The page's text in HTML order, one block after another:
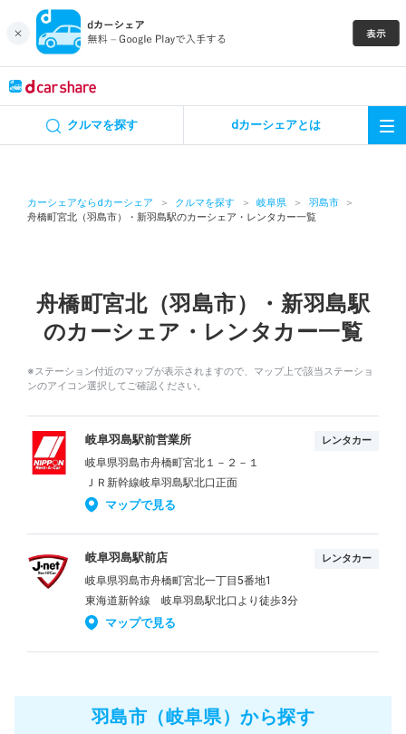
クルマを探す dカーシェアとは
カーシェアならdカーシェア クルマを探す 岐阜県
羽島市
舟橋町宮北（羽島市）・新羽島駅のカーシェア・レンタカー一覧
舟橋町宮北（羽島市）・新羽島駅
のカーシェア・レンタカー一覧
※ステーション付近のマップが表示されますので、マップ上で該当ステーショ
ンのアイコン選択してご確認ください。
岐阜羽島駅前営業所 レンタカー
岐阜県羽島市舟橋町宮北１－２－１
ＪＲ新幹線岐阜羽島駅北口正面
マップで見る
岐阜羽島駅前店 レンタカー
岐阜県羽島市舟橋町宮北一丁目5番地1
東海道新幹線 岐阜羽島駅北口より徒歩3分
マップで見る
羽島市（岐阜県）から探す
カーシェア
特集
アプリの使い方